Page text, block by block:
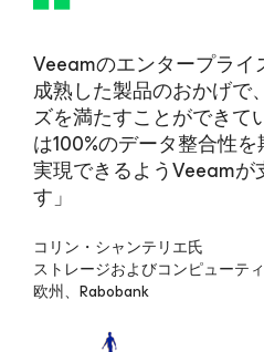
Veeamのエンタープライ
成熟した製品のおかげで
ズを満たすことができて
は100%のデータ整合性
実現できるようVeeam
す」
コリン・シャンテリエ氏
ストレージおよびコンピューテ
欧州、Rabobank